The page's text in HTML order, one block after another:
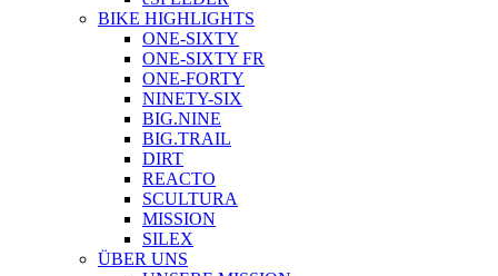
BIKE HIGHLIGHTS
ONE-SIXTY
ONE-SIXTY FR
ONE-FORTY
NINETY-SIX
BIG.NINE
BIG.TRAIL
DIRT
REACTO
SCULTURA
MISSION
SILEX
ÜBER UNS